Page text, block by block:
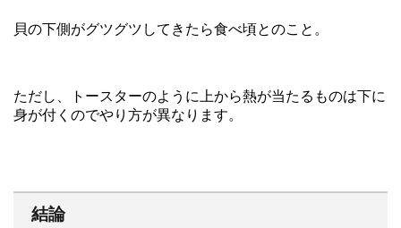
貝の下側がグツグツしてきたら食べ頃とのこと。
ただし、トースターのように上から熱が当たるものは下に
身が付くのでやり方が異なります。
結論